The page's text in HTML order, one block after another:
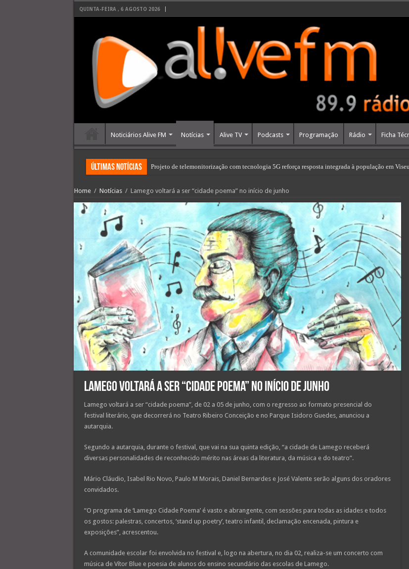
QUINTA-FEIRA , 6 AGOSTO 2026
Noticiários Alive FM Notícias Alive TV Podcasts Programação Rádio Ficha
últimas Notícias Projeto de telemonitorização com tecnologia 5G reforça resposta integrada à população em
Home / Notícias / Lamego voltará a ser “cidade poema” no início de junho
Lamego voltará a ser “cidade poema” no início de junho
Lamego voltará a ser “cidade poema”, de 02 a 05 de junho, com o regresso ao formato presencial do
festival literário, que decorrerá no Teatro Ribeiro Conceição e no Parque Isidoro Guedes, anunciou a
autarquia.
Segundo a autarquia, durante o festival, que vai na sua quinta edição, “a cidade de Lamego receberá
diversas personalidades de reconhecido mérito nas áreas da literatura, da música e do teatro”.
Mário Cláudio, Isabel Rio Novo, Paulo M Morais, Daniel Bernardes e José Valente serão alguns dos oradores
convidados.
“O programa de ‘Lamego Cidade Poema’ é vasto e abrangente, com sessões para todas as idades e todos
os gostos: palestras, concertos, ‘stand up poetry’, teatro infantil, declamação encenada, pintura e
exposições”, acrescentou.
A comunidade escolar foi envolvida no festival e, logo na abertura, no dia 02, realiza-se um concerto com
música de Vítor Blue e poesia de alunos do ensino secundário das escolas de Lamego.